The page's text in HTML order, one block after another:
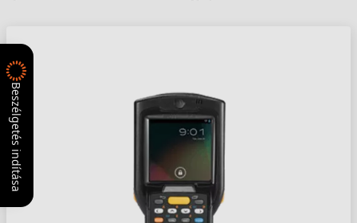
Beszélgetés indítása